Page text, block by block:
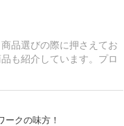
品選びの際に押さえてお
も紹介しています。プロ
クの味方！